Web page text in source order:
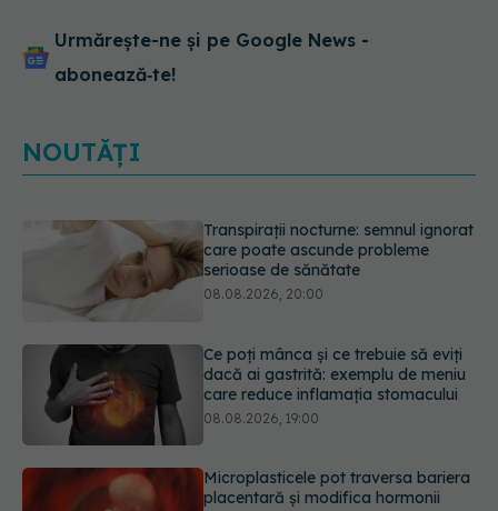
Urmărește-ne și pe Google News -
abonează‑te!
NOUTĂȚI
Ce poți mânca și ce trebuie să eviți
dacă ai gastrită: exemplu de meniu
care reduce inflamația stomacului
08.08.2026, 19:00
Microplasticele pot traversa bariera
placentară și modifica hormonii
08.08.2026, 18:00
Trucul genial cu ceai negru pentru
păr. Tot mai multe femei îl adoră